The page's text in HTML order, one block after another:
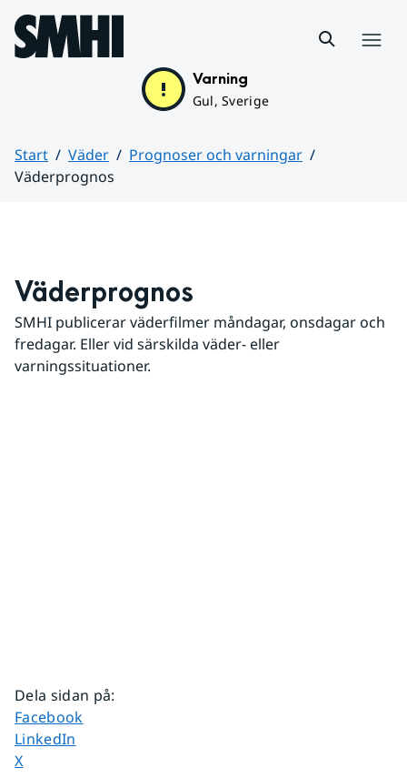
Hoppa till sidans innehåll
Varning
Gul, Sverige
Start Väder
Prognoser och varningar
Väderprognos
Väderprognos
SMHI publicerar väderfilmer måndagar, onsdagar och
fredagar. Eller vid särskilda väder- eller
varningssituationer.
Dela sidan på:
Dela sidan på
Facebook
Dela sidan på
LinkedIn
Dela sidan på
X